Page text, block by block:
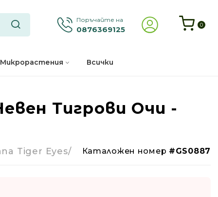
Поръчайте на
0876369125
0
Микрорастения Всички
-59%
Тигрови Очи -
Tiger Eyes/ Каталожен номер #GS0887